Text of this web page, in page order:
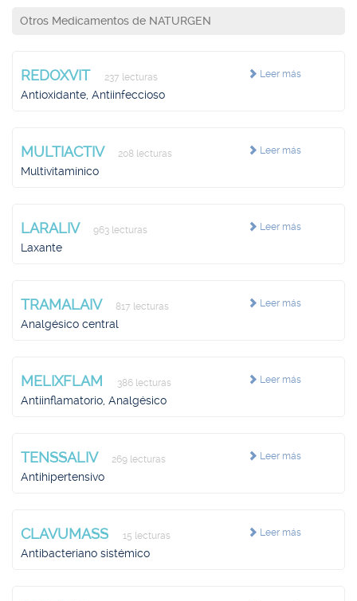
Otros Medicamentos de NATURGEN
Leer más
REDOXVIT 237 lecturas
Antioxidante, Antiinfeccioso
Leer más
MULTIACTIV 208 lecturas
Multivitamínico
Leer más
LARALIV 963 lecturas
Laxante
Leer más
TRAMALAIV 817 lecturas
Analgésico central
Leer más
MELIXFLAM 386 lecturas
Antiinflamatorio, Analgésico
Leer más
TENSSALIV 269 lecturas
Antihipertensivo
Leer más
CLAVUMASS 15 lecturas
Antibacteriano sistémico